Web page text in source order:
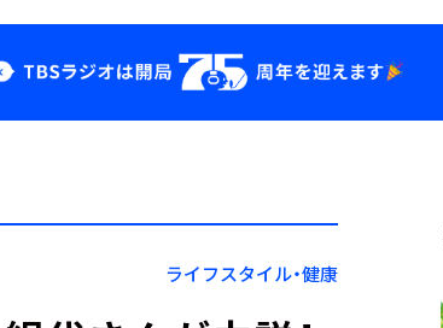
YouTube
会社情報
ライフスタイル・健康